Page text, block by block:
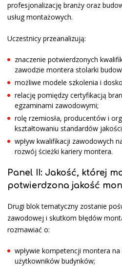
profesjonalizację branży oraz
usług montażowych.
Uczestnicy przeanalizują:
znaczenie potwierdzonych
zawodzie montera stolarki
możliwe modele szkolenia i
relację pomiędzy certyfikacją
egzaminami zawodowymi;
rolę rzemiosła, producentów i
kształtowaniu standardów
wpływ kwalifikacji zawodowych
rozwój ścieżki kariery montera.
Panel II: Jakość, której
potwierdzona jakość
Drugi blok tematyczny zostanie
zawodowej i skutkom błędów
rozmawiać o:
wpływie kompetencji montera
użytkowników budynków;